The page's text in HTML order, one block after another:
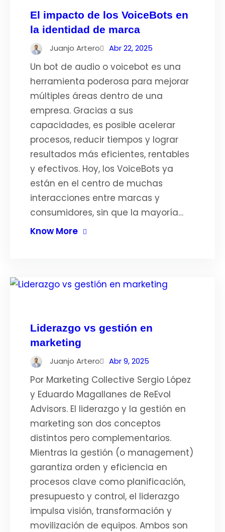
El impacto de los VoiceBots en
la identidad de marca
Juanjo Artero Abr 22, 2025
Un bot de audio o voicebot es una
herramienta poderosa para mejorar
múltiples áreas dentro de una
empresa. Gracias a sus
capacidades, es posible acelerar
procesos, reducir tiempos y lograr
resultados más eficientes, rentables
y efectivos. Hoy, los VoiceBots ya
están en el centro de muchas
interacciones entre marcas y
consumidores, sin que la mayoría…
Know More
Liderazgo vs gestión en
marketing
Juanjo Artero Abr 9, 2025
Por Marketing Collective Sergio López
y Eduardo Magallanes de ReEvol
Advisors. El liderazgo y la gestión en
marketing son dos conceptos
distintos pero complementarios.
Mientras la gestión (o management)
garantiza orden y eficiencia en
procesos clave como planificación,
presupuesto y control, el liderazgo
impulsa visión, transformación y
movilización de equipos. Ambos son